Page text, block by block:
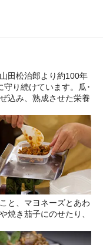
田松治郎より約100年
り続けています。瓜･
込み、熟成させた栄養
と、マヨネーズとあわ
焼き茄子にのせたり、